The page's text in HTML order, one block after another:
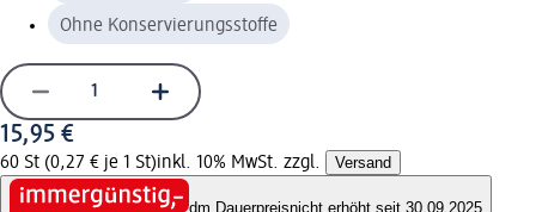
Ohne Konservierungsstoffe
15,95 €
60 St (0,27 € je 1 St)inkl. 10% MwSt. zzgl. Versand
dm Dauerpreisnicht erhöht seit 30.09.2025